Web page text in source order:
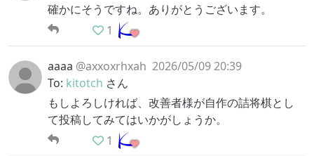
確かにそうですね。ありがとうございます。
1
aaaa @axxoxrhxah 2026/05/09 20:39
To: kitotch さん
もしよろしければ、改善者様が自作の詰将棋とし
て投稿してみてはいかがしょうか。
1